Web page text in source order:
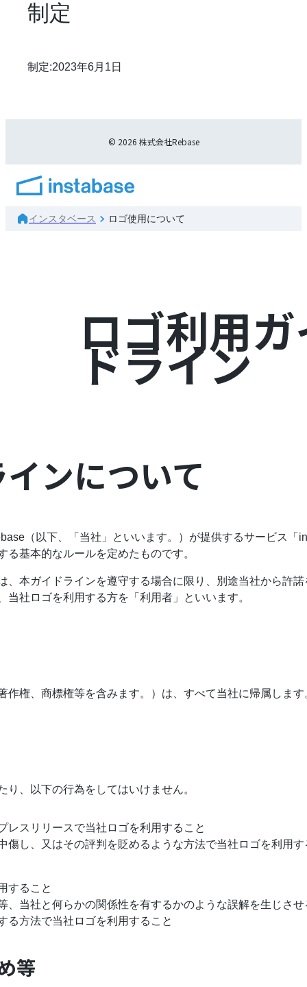
制定
制定:2023年6月1日
© 2026 株式会社Rebase
インスタベース ロゴ使用について
ロゴ利用ガ
ドライン
ンについて
（以下、「当社」といいます。）が提供するサービス「
基本的なルールを定めたものです。
、本ガイドラインを遵守する場合に限り、別途当社から許
当社ロゴを利用する方を「利用者」といいます。
作権、商標権等を含みます。）は、すべて当社に帰属します
、以下の行為をしてはいけません。
レスリリースで当社ロゴを利用すること
傷し、又はその評判を貶めるような方法で当社ロゴを利用
すること
、当社と何らかの関係性を有するかのような誤解を生じさ
る方法で当社ロゴを利用すること
等